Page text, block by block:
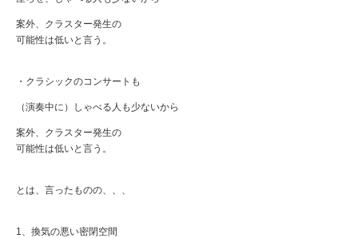
案外、クラスター発生の
可能性は低いと言う。
・クラシックのコンサートも
（演奏中に）しゃべる人も少ないから
案外、クラスター発生の
可能性は低いと言う。
とは、言ったものの、、、
1、換気の悪い密閉空間